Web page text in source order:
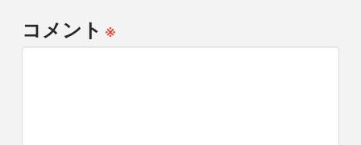
コメント※